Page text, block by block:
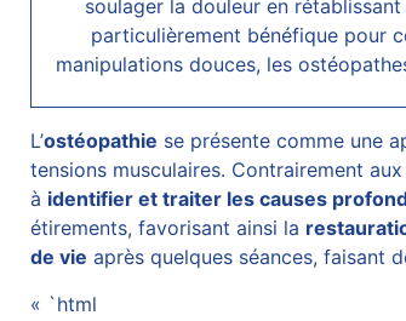
soulager la douleur en
particulièrement bénéfique pour
manipulations douces, les
L’ostéopathie se présente comme une
tensions musculaires. Contrairement
à identifier et traiter les causes
étirements, favorisant ainsi la
de vie après quelques séances, faisant
« `html